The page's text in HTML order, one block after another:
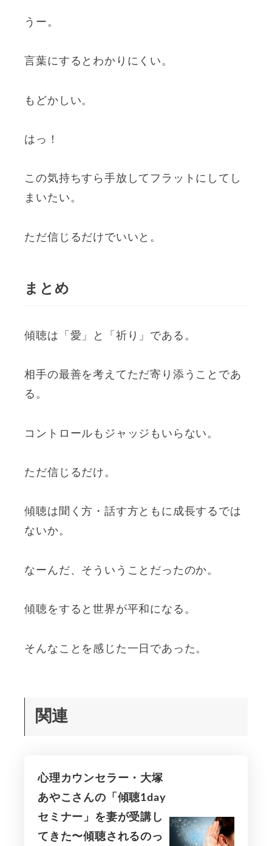
うー。
言葉にするとわかりにくい。
もどかしい。
はっ！
この気持ちすら手放してフラットにしてし
まいたい。
ただ信じるだけでいいと。
まとめ
傾聴は「愛」と「祈り」である。
相手の最善を考えてただ寄り添うことであ
る。
コントロールもジャッジもいらない。
ただ信じるだけ。
傾聴は聞く方・話す方ともに成長するでは
ないか。
なーんだ、そういうことだったのか。
傾聴をすると世界が平和になる。
そんなことを感じた一日であった。
関連
心理カウンセラー・大塚
あやこさんの「傾聴1day
セミナー」を妻が受講し
てきた〜傾聴されるのっ